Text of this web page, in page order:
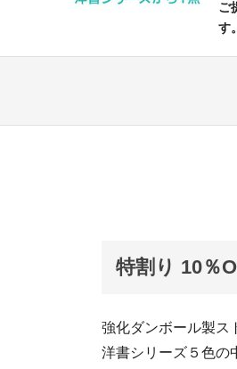
ご
す。
特割り 10
強化ダンボール製ス
洋書シリーズ５色の